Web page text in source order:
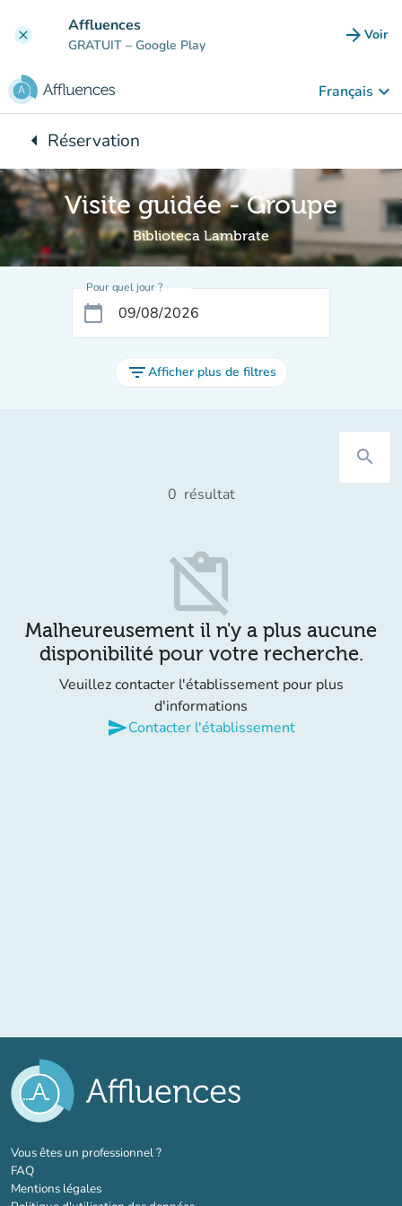
clear Affluences
GRATUIT – Google Play arrow_forward Voir
Français keyboard_arrow_down
arrow_leftRetour à :
Réservation
Visite guidée - Groupe
Biblioteca Lambrate
Pour quel jour ?
calendar_today
filter_listAfficher plus de filtres
search
0 résultat
content_paste_off
Malheureusement il n'y a plus aucune
disponibilité pour votre recherche.
Veuillez contacter l'établissement pour plus
d'informations
sendContacter l'établissement
Vous êtes un professionnel ?(nouvel onglet)
FAQ
Mentions légales